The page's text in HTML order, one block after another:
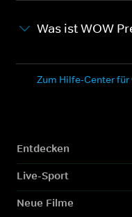
Was ist WOW
Zum Hilfe-Center
Entdecken
Live-Sport
Neue Filme